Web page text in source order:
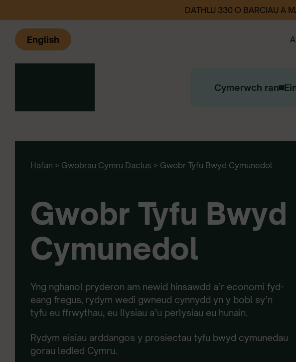
DATHLU 330 O BARCIAU A
English
Cymerwch ran
Hafan > Gwobrau Cymru Daclus > Gwobr Tyfu Bwyd Cymunedol
Gwobr Tyfu Bwyd
Cymunedol
Yng nghanol pryderon am newid hinsawdd a’r economi fyd-
eang fregus, rydym wedi gwneud cynnydd yn y bobl sy’n
tyfu eu ffrwythau, eu llysiau a’u perlysiau eu hunain.
Rydym eisiau arddangos y prosiectau tyfu bwyd cymunedau
gorau ledled Cymru.